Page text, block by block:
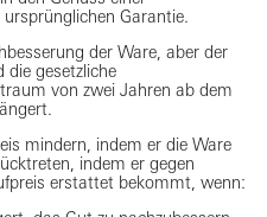
Garantie.
der Ware, aber der
die gesetzliche
von zwei Jahren ab dem
mindern, indem er die Ware
indem er gegen
erstattet bekommt, wenn: